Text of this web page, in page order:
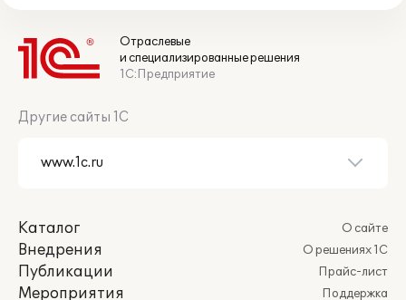
Отраслевые
и специализированные решения
1С:Предприятие
Другие сайты 1С
Каталог
Внедрения
Публикации
Мероприятия
О сайте
О решениях 1С
Прайс-лист
Поддержка